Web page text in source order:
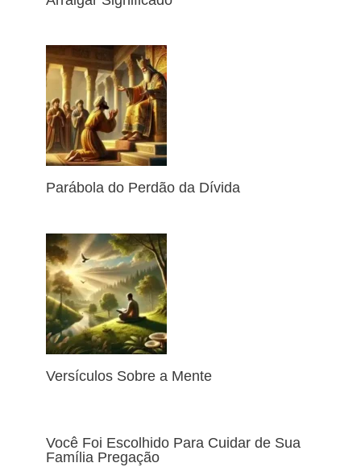
Parábola do Perdão da Dívida
Versículos Sobre a Mente
Você Foi Escolhido Para Cuidar de Sua
Família Pregação